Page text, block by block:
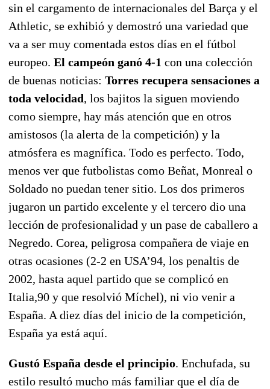
sin el cargamento de internacionales del Barça y el
Athletic, se exhibió y demostró una variedad que
va a ser muy comentada estos días en el fútbol
europeo. El campeón ganó 4-1 con una colección
de buenas noticias: Torres recupera sensaciones a
toda velocidad, los bajitos la siguen moviendo
como siempre, hay más atención que en otros
amistosos (la alerta de la competición) y la
atmósfera es magnífica. Todo es perfecto. Todo,
menos ver que futbolistas como Beñat, Monreal o
Soldado no puedan tener sitio. Los dos primeros
jugaron un partido excelente y el tercero dio una
lección de profesionalidad y un pase de caballero a
Negredo. Corea, peligrosa compañera de viaje en
otras ocasiones (2-2 en USA’94, los penaltis de
2002, hasta aquel partido que se complicó en
Italia,90 y que resolvió Míchel), ni vio venir a
España. A diez días del inicio de la competición,
España ya está aquí.
Gustó España desde el principio. Enchufada, su
estilo resultó mucho más familiar que el día de